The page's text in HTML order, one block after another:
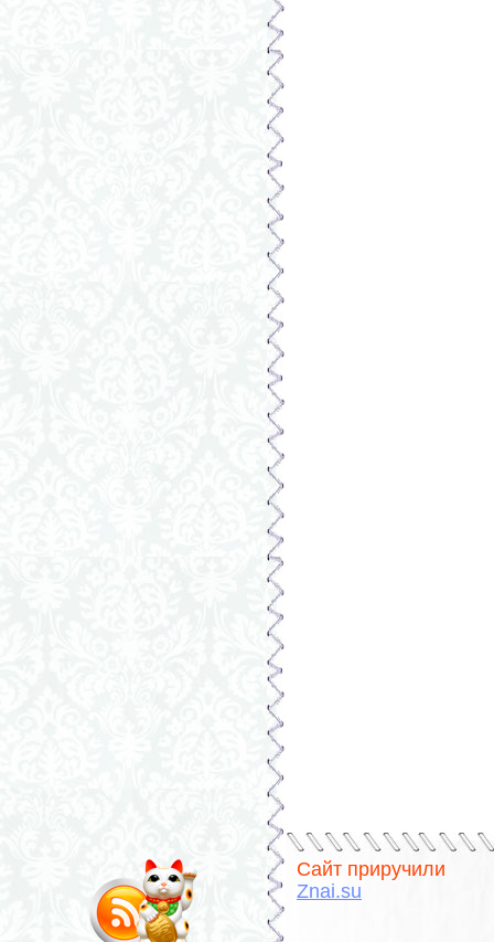
Сайт приручили
Znai.su